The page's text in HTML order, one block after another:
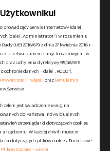
333
serwisu
Prywatności
Cookies
prowadzący Serwis Internetowy (dalej
(dalej „Administrator”), w rozumieniu
(UE) 2016/679 z dnia 27 kwietnia 2016 r.
z przetwarzaniem danych osobowych i w
oraz uchylenia dyrektywy 95/46/WE
ochronie danych – dalej „RODO”),
– więcej, oraz Regulamin
w Serwisie.
celem jest świadczenie usług na
do Państwa indywidualnych
przeglądarki dotyczących cookies
urządzeniu. W każdej chwili możecie
dotyczących plików cookies. Dodatkowe
Cookies – więcej.